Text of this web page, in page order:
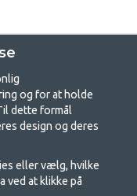
butik for
at samle familien på til
og for at holde
dette formål
design og deres
eller vælg, hvilke
ved at klikke på